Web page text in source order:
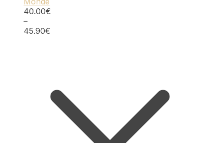
40.00€
–
45.90€